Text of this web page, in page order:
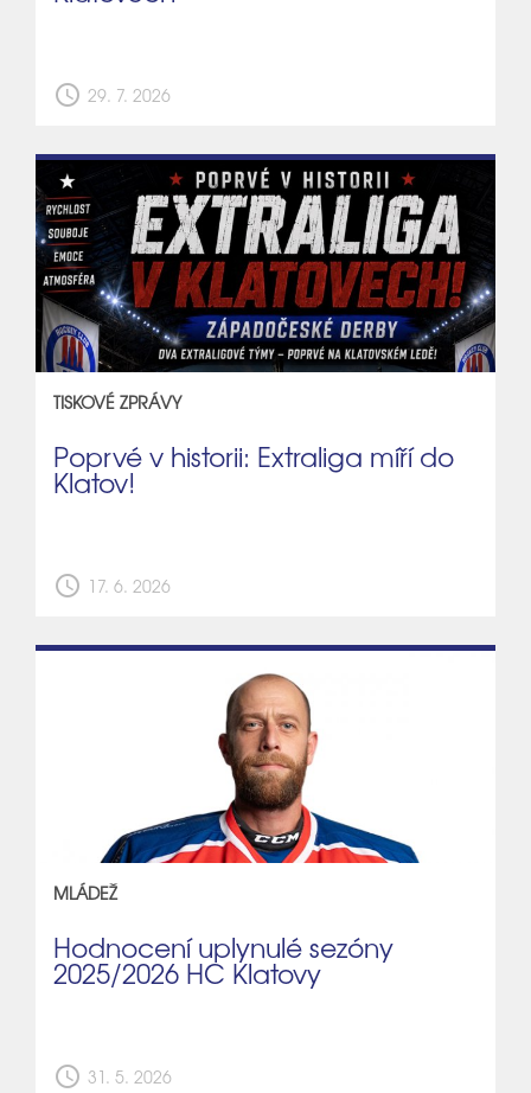
schedule 29. 7. 2026
TISKOVÉ ZPRÁVY
Poprvé v historii: Extraliga míří do
Klatov!
schedule 17. 6. 2026
MLÁDEŽ
Hodnocení uplynulé sezóny
2025/2026 HC Klatovy
schedule 31. 5. 2026